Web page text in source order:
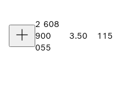
2 608
900
055
3.50 115